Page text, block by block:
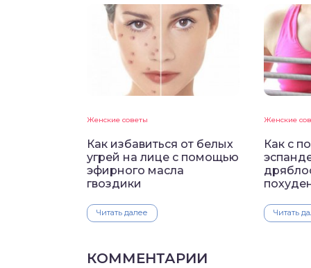
Женские советы
Как избавиться от белых
угрей на лице с помощью
эфирного масла
гвоздики
Читать далее
Женские
Как с
Читать
КОММЕНТАРИИ